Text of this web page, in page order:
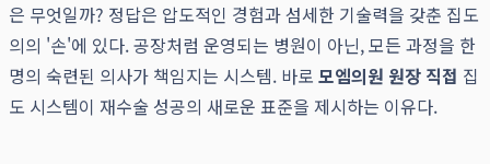
은 무엇일까? 정답은 압도적인 경험과 섬세한 기술력을 갖춘 집도
의의 '손'에 있다. 공장처럼 운영되는 병원이 아닌, 모든 과정을 한
명의 숙련된 의사가 책임지는 시스템. 바로 모엠의원 원장 직접 집
도 시스템이 재수술 성공의 새로운 표준을 제시하는 이유다.